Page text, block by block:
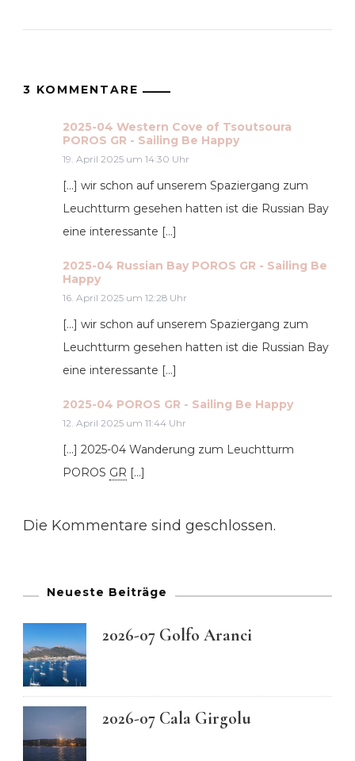
3 KOMMENTARE
2025-04 Western Cove of Tsoutsoura
POROS GR - Sailing Be Happy
19. April 2025 um 14:30 Uhr
[…] wir schon auf unse­rem Spa­zier­gang zum
Leucht­turm gese­hen hat­ten ist die Rus­si­an Bay
eine inter­es­san­te […]
2025-04 Russian Bay POROS GR - Sailing Be
Happy
16. April 2025 um 12:28 Uhr
[…] wir schon auf unse­rem Spa­zier­gang zum
Leucht­turm gese­hen hat­ten ist die Rus­si­an Bay
eine inter­es­san­te […]
2025-04 POROS GR - Sailing Be Happy
12. April 2025 um 11:44 Uhr
[…] 2025-04 Wan­de­rung zum Leucht­turm
POROS GR […]
Die Kommentare sind geschlossen.
Neueste Beiträge
2026-07 Golfo Aranci
2026-07 Cala Girgolu